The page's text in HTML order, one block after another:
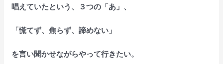
唱えていたという、３つの「あ」、
「慌てず、焦らず、諦めない」
を言い聞かせながらやって行きたい。